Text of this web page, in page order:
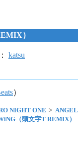
）
katsu
）
NIGHT ONE
ANGEL
（頭文字T REMIX）